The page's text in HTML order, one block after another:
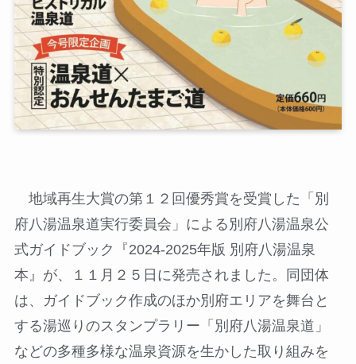
地域再生大賞の第１２回優秀賞を受賞した「別
府八湯温泉道実行委員会」による別府八湯温泉公
式ガイドブック『2024-2025年版 別府八湯温泉
本』が、１１月２５日に発売されました。同団体
は、ガイドブック作成のほか別府エリアを舞台と
する湯巡りのスタンプラリー「別府八湯温泉道」
などの多種多様な温泉資源を生かした取り組みを